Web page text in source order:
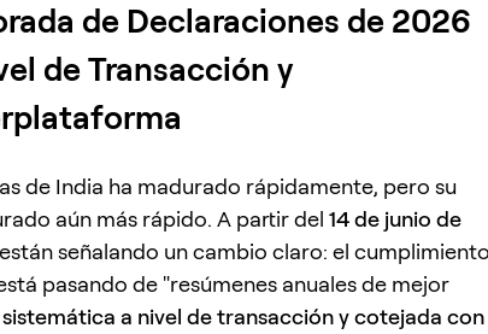
de Declaraciones de 2026
de Transacción y
de India ha madurado rápidamente, pero su
aún más rápido. A partir del 14 de junio de
señalando un cambio claro: el cumplimiento
pasando de "resúmenes anuales de mejor
a nivel de transacción y cotejada con